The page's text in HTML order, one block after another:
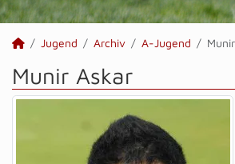
Jugend Archiv A-Jugend
Munir Askar